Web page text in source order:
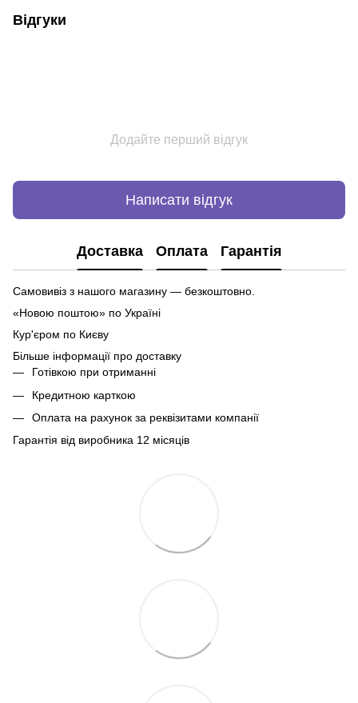
Відгуки
Додайте перший відгук
Написати відгук
Доставка Оплата Гарантія
Самовивіз з нашого магазину — безкоштовно.
«Новою поштою» по Україні
Кур'єром по Києву
Більше інформації про доставку
Готівкою при отриманні
Кредитною карткою
Оплата на рахунок за реквізитами компанії
Гарантія від виробника 12 місяців